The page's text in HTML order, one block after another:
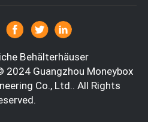
W0=0.3KN/m2
Behälterhäuser
2024 Guangzhou Moneybox
Co., Ltd.. All Rights